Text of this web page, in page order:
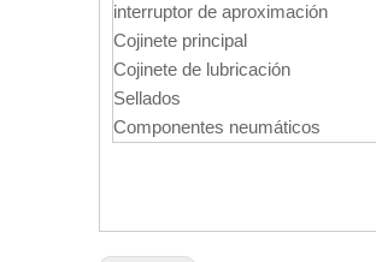
interruptor de aproximación
Cojinete principal
Cojinete de lubricación
Sellados
Componentes neumáticos